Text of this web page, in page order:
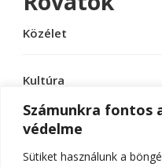
Számunkra fontos
védelme
Sütiket használunk a
Közélet
Kultúra
Sport